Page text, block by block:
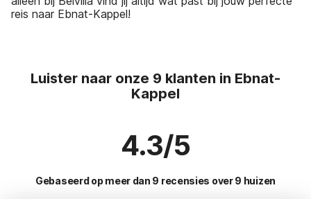
reis naar Ebnat-Kappel!
Luister naar onze 9 klanten in Ebnat-
Kappel
4.3/5
Gebaseerd op meer dan 9 recensies over 9 huizen